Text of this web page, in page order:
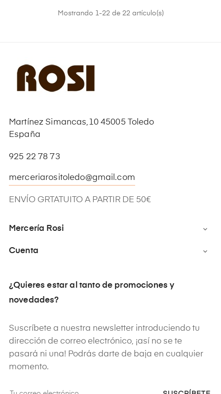
Mostrando 1-22 de 22 artículo(s)
Martínez Simancas,10 45005 Toledo
España
925 22 78 73
merceriarositoledo@gmail.com
ENVÍO GRTATUITO A PARTIR DE 50€
Mercería Rosi 
Cuenta 
¿Quieres estar al tanto de promociones y
novedades?
Suscríbete a nuestra newsletter introduciendo tu
dirección de correo electrónico, ¡así no se te
pasará ni una! Podrás darte de baja en cualquier
momento.